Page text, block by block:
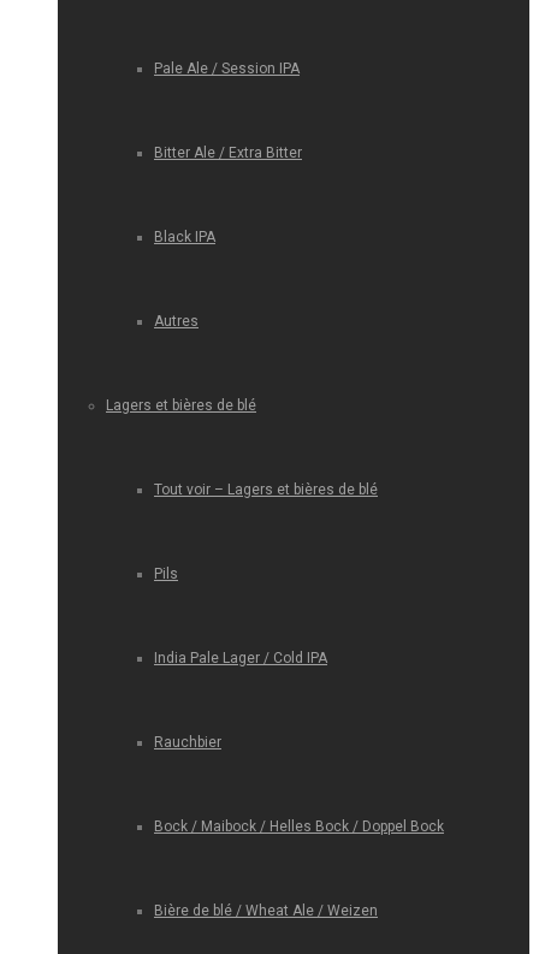
Pale Ale / Session IPA
Bitter Ale / Extra Bitter
Black IPA
Autres
Lagers et bières de blé
Tout voir – Lagers et bières de blé
Pils
India Pale Lager / Cold IPA
Rauchbier
Bock / Maibock / Helles Bock / Doppel Bock
Bière de blé / Wheat Ale / Weizen